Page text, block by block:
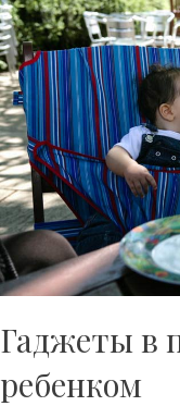
Гаджеты в
ребенком